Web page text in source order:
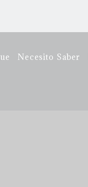
Necesito Saber